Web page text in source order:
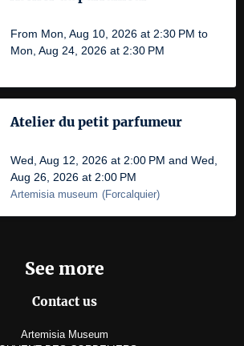
From Mon, Aug 10, 2026 at 2:30 PM to
Mon, Aug 24, 2026 at 2:30 PM
Atelier du petit parfumeur
Wed, Aug 12, 2026 at 2:00 PM and Wed,
Aug 26, 2026 at 2:00 PM
Artemisia museum (Forcalquier)
See more
Contact us
Artemisia Museum